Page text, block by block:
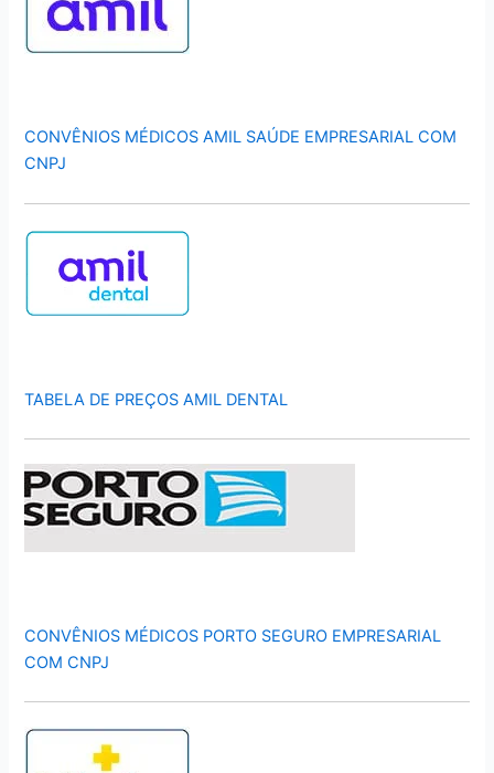
CONVÊNIOS MÉDICOS AMIL SAÚDE EMPRESARIAL COM
CNPJ
TABELA DE PREÇOS AMIL DENTAL
CONVÊNIOS MÉDICOS PORTO SEGURO EMPRESARIAL
COM CNPJ